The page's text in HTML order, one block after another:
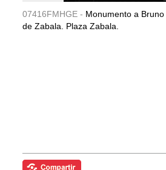
07416FMHGE - Monumento a
de Zabala. Plaza Zabala.